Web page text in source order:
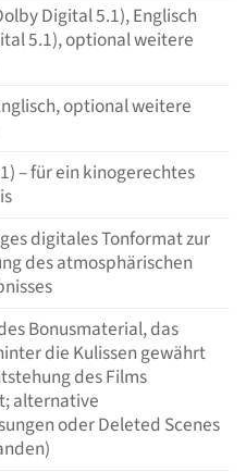
Digital 5.1), Englisch
5.1), optional weitere
optional weitere
– für ein kinogerechtes
digitales Tonformat zur
des atmosphärischen
Bonusmaterial, das
die Kulissen gewährt
des Films
alternative
oder Deleted Scenes